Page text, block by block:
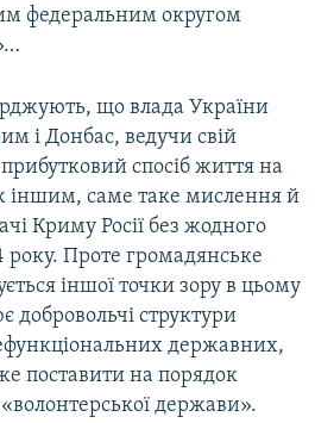
федеральним округом
що влада України
і Донбас, ведучи свій
спосіб життя на
іншим, саме таке мислення й
Криму Росії без жодного
року. Проте громадянське
іншої точки зору в цьому
добровольчі структури
державних,
поставити на порядок
держави».